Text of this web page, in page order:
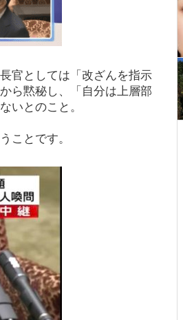
官としては「改ざんを指示
ら黙秘し、「自分は上層部
いとのこと。
ことです。